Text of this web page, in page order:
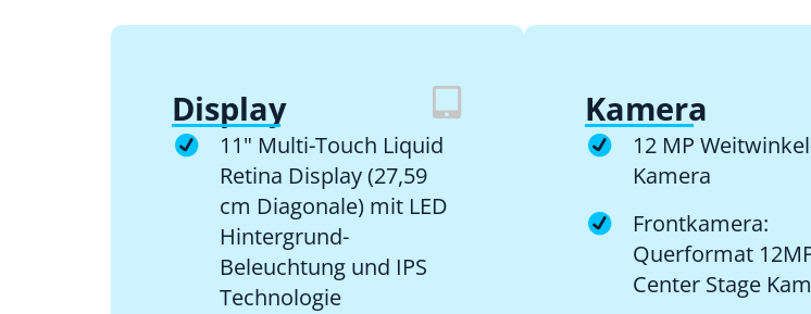
Display
11" Multi-Touch Liquid
Retina Display (27,59
cm Diagonale) mit LED
Hintergrund-
Beleuchtung und IPS
Technologie
Kamera
12 MP
Kamera
Frontkamera:
Querformat
Center Stage